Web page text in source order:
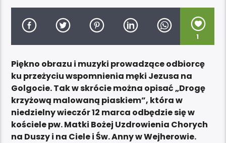
1
Piękno obrazu i muzyki prowadzące odbiorcę
ku przeżyciu wspomnienia męki Jezusa na
Golgocie. Tak w skrócie można opisać „Drogę
krzyżową malowaną piaskiem”, która w
niedzielny wieczór 12 marca odbędzie się w
kościele pw. Matki Bożej Uzdrowienia Chorych
na Duszy i na Ciele i Św. Anny w Wejherowie.